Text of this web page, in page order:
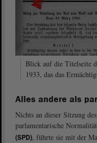
Blick auf die Titelseite
1933, das das
Alles andere als
Nichts an dieser Sitzung
parlamentarische
(SPD), führte sie mit der